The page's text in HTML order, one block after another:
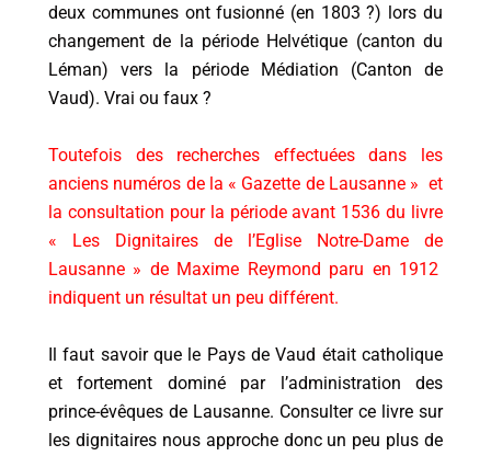
deux communes ont fusionné (en 1803 ?) lors du
changement de la période Helvétique (canton du
Léman) vers la période Médiation (Canton de
Vaud). Vrai ou faux ?
Toutefois des recherches effectuées dans les
anciens numéros de la « Gazette de Lausanne » et
la consultation pour la période avant 1536 du livre
« Les Dignitaires de l’Eglise Notre-Dame de
Lausanne » de Maxime Reymond paru en 1912
indiquent un résultat un peu différent.
Il faut savoir que le Pays de Vaud était catholique
et fortement dominé par l’administration des
prince-évêques de Lausanne. Consulter ce livre sur
les dignitaires nous approche donc un peu plus de